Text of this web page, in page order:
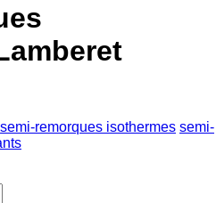
semi-remorques isothermes semi-